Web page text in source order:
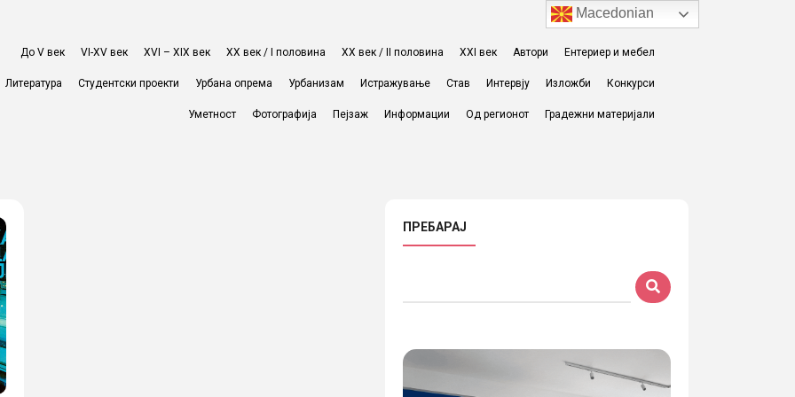
До V век VI-XV век XVI – XIX век ХХ век / I половина ХХ век / II половина XXI век Автори Ентериер и мебел
Литература Студентски проекти Урбана опрема Урбанизам Истражување Став Интервју Изложби Конкурси
Уметност Фотографија Пејзаж Информации Од регионот Градежни материјали
ПРЕБАРАЈ
Macedonian